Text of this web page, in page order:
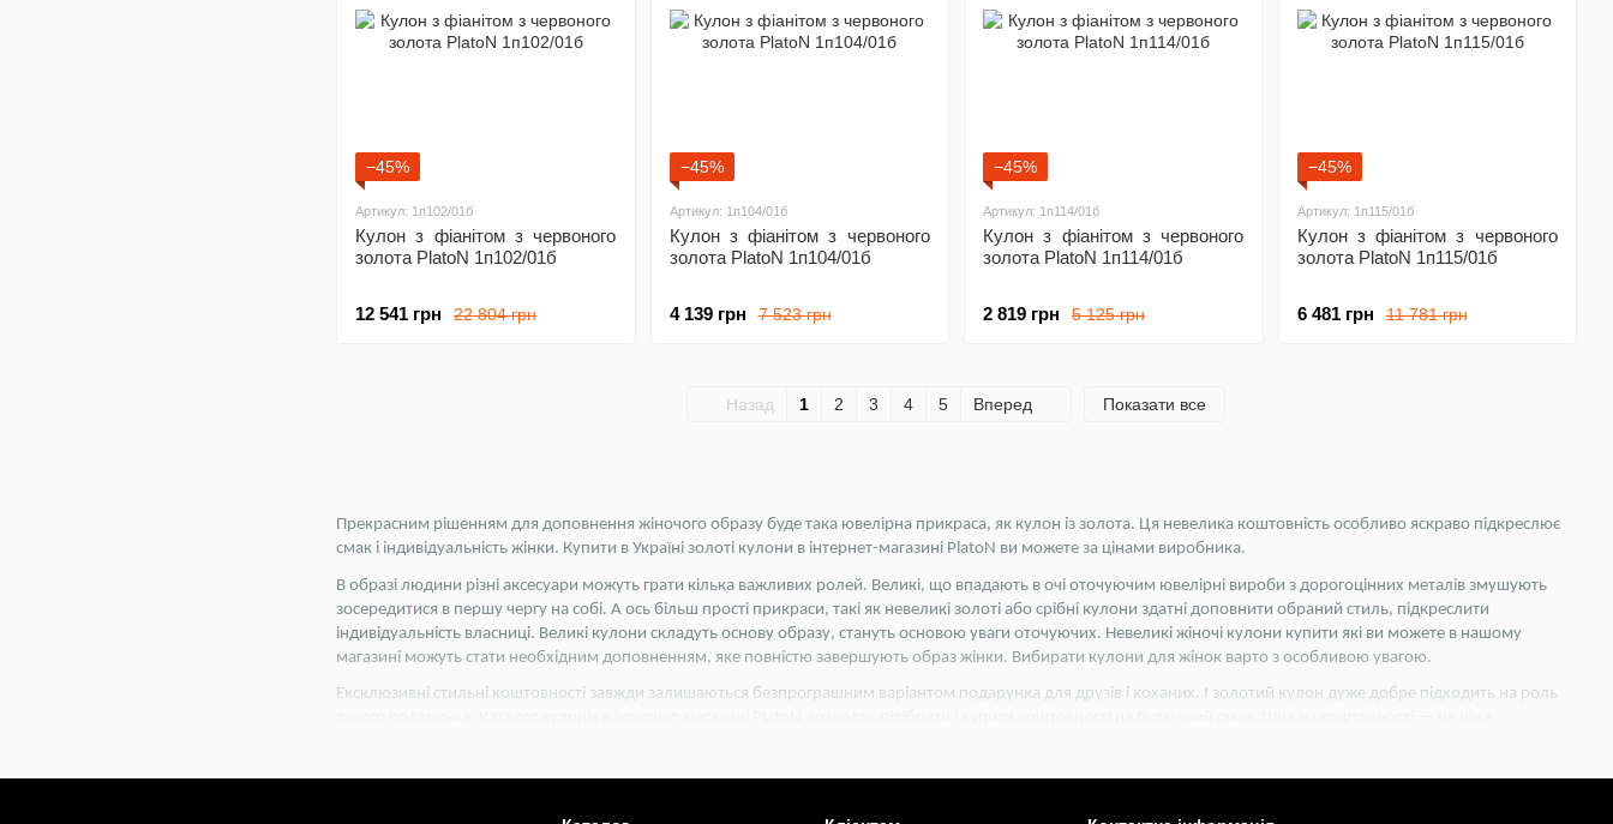
Прекрасним рішенням для доповнення жіночого образу буде така ювелірна прикраса, як кулон із золота. Ця невелика коштовність особливо яскраво підкреслює
смак і індивідуальність жінки. Купити в Україні золоті кулони в інтернет-магазині PlatoN ви можете за цінами виробника.
В образі людини різні аксесуари можуть грати кілька важливих ролей. Великі, що впадають в очі оточуючим ювелірні вироби з дорогоцінних металів змушують
зосередитися в першу чергу на собі. А ось більш прості прикраси, такі як невеликі золоті або срібні кулони здатні доповнити обраний стиль, підкреслити
індивідуальність власниці. Великі кулони складуть основу образу, стануть основою уваги оточуючих. Невеликі жіночі кулони купити які ви можете в нашому
магазині можуть стати необхідним доповненням, яке повністю завершують образ жінки. Вибирати кулони для жінок варто з особливою увагою.
Ексклюзивні стильні коштовності завжди залишаються безпрограшним варіантом подарунка для друзів і коханих. І золотий кулон дуже добре підходить на роль
В каталозі кулонів інтернет-магазину PlatoN є наступні види ювелірних виробів:
−45%
Артикул: 1п102/01б
Кулон з фіанітом з червоного
золота PlatoN 1п102/01б
22 804 грн
12 541 грн
−45%
Артикул: 1п104/01б
Кулон з фіанітом з червоного
золота PlatoN 1п104/01б
7 523 грн
4 139 грн
−45%
Артикул: 1п114/01б
Кулон з фіанітом з червоного
золота PlatoN 1п114/01б
5 125 грн
2 819 грн
−45%
Артикул: 1п115/01б
Кулон з фіанітом з червоного
золота PlatoN 1п115/01б
11 781 грн
6 481 грн
Назад 1 2 3 4 5 Вперед Показати все